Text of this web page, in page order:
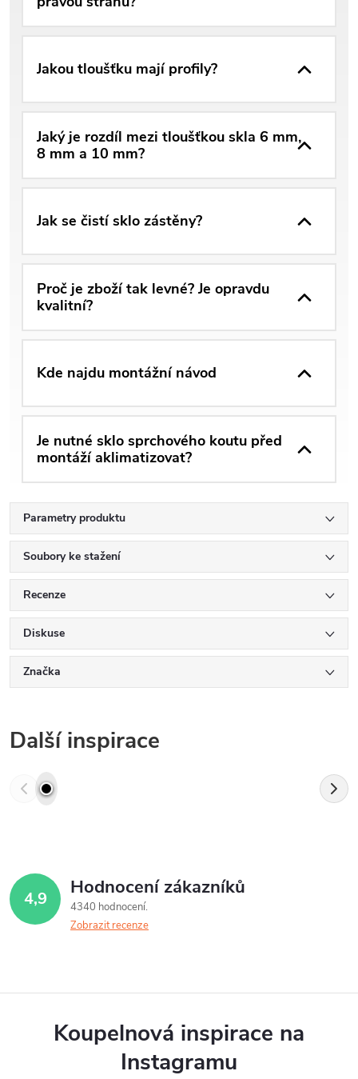
Jakou tloušťku mají profily?
Jaký je rozdíl mezi tloušťkou skla 6 mm,
8 mm a 10 mm?
Jak se čistí sklo zástěny?
Proč je zboží tak levné? Je opravdu
kvalitní?
Kde najdu montážní návod
Je nutné sklo sprchového koutu před
montáží aklimatizovat?
Parametry produktu
Soubory ke stažení
Recenze
Diskuse
Značka
Další inspirace
4,9 Hodnocení zákazníků
4340 hodnocení
Zobrazit recenze
Koupelnová inspirace na
Instagramu